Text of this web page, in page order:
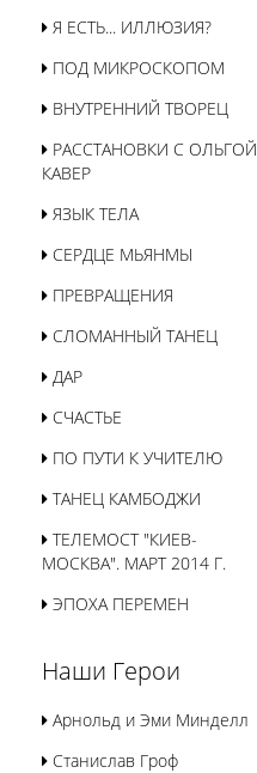
Я ЕСТЬ... ИЛЛЮЗИЯ?
ПОД МИКРОСКОПОМ
ВНУТРЕННИЙ ТВОРЕЦ
РАССТАНОВКИ С ОЛЬГОЙ
КАВЕР
ЯЗЫК ТЕЛА
СЕРДЦЕ МЬЯНМЫ
ПРЕВРАЩЕНИЯ
СЛОМАННЫЙ ТАНЕЦ
ДАР
СЧАСТЬЕ
ПО ПУТИ К УЧИТЕЛЮ
ТАНЕЦ КАМБОДЖИ
ТЕЛЕМОСТ "КИЕВ-
МОСКВА". МАРТ 2014 Г.
ЭПОХА ПЕРЕМЕН
Наши Герои
Арнольд и Эми Минделл
Станислав Гроф